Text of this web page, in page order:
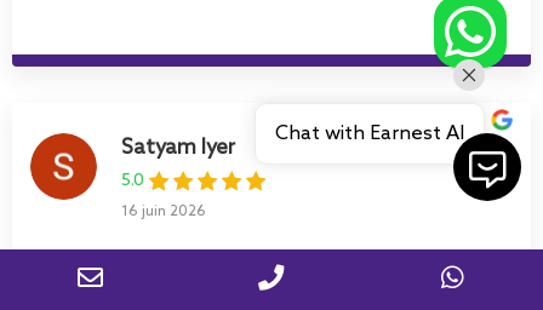
Satyam Iyer
5.0
16 juin 2026
I am extremely grateful to Earnest Immigration for helping
Chat with Earnest AI